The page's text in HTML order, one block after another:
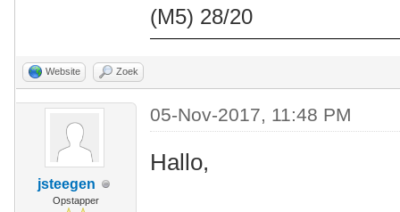
(M5) 28/20
Website Zoek
jsteegen
Opstapper
05-Nov-2017, 11:48 PM
Hallo,